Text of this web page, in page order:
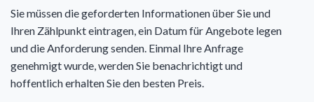
Sie müssen die geforderten Informationen über Sie und
Ihren Zählpunkt eintragen, ein Datum für Angebote legen
und die Anforderung senden. Einmal Ihre Anfrage
genehmigt wurde, werden Sie benachrichtigt und
hoffentlich erhalten Sie den besten Preis.